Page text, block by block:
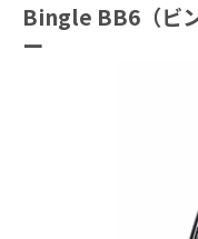
Bingle BB6（ビ
ー